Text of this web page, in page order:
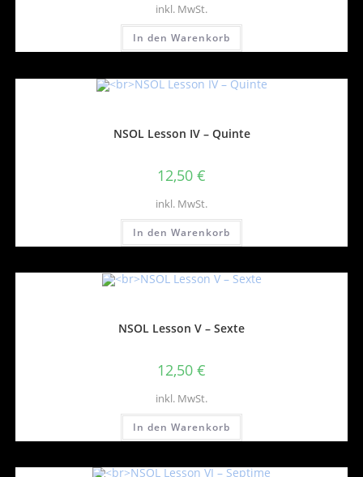
inkl. MwSt.
In den Warenkorb
NSOL Lesson IV – Quinte
12,50 €
inkl. MwSt.
In den Warenkorb
NSOL Lesson V – Sexte
12,50 €
inkl. MwSt.
In den Warenkorb